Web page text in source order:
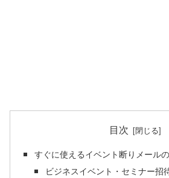
目次
すぐに使えるイベント断りメール
ビジネスイベント・セミナー招